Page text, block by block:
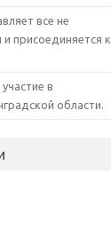
все не
присоединяется к
в
области.